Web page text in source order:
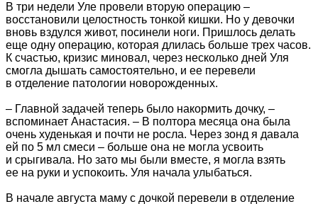
В три недели Уле провели вторую операцию –
восстановили целостность тонкой кишки. Но у девочки
вновь вздулся живот, посинели ноги. Пришлось делать
еще одну операцию, которая длилась больше трех часов.
К счастью, кризис миновал, через несколько дней Уля
смогла дышать самостоятельно, и ее перевели
в отделение патологии новорожденных.
– Главной задачей теперь было накормить дочку, –
вспоминает Анастасия. – В полтора месяца она была
очень худенькая и почти не росла. Через зонд я давала
ей по 5 мл смеси – больше она не могла усвоить
и срыгивала. Но зато мы были вместе, я могла взять
ее на руки и успокоить. Уля начала улыбаться.
В начале августа маму с дочкой перевели в отделение